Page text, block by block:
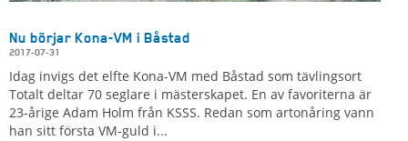
Nu börjar Kona-VM i Båstad
2017-07-31
Idag invigs det elfte Kona-VM med Båstad som tävlingsort
Totalt deltar 70 seglare i mästerskapet. En av favoriterna är
23-årige Adam Holm från KSSS. Redan som artonåring vann
han sitt första VM-guld i...